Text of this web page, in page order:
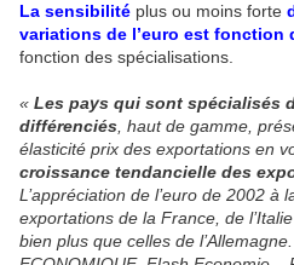
La sensibilité plus ou moins forte
variations de l’euro est fonction
fonction des spécialisations.
« Les pays qui sont spécialisés
différenciés , haut de gamme,
élasticité prix des exportations en
croissance tendancielle des
L’appréciation de l’euro de 2002 à
exportations de la France, de
bien plus que celles de